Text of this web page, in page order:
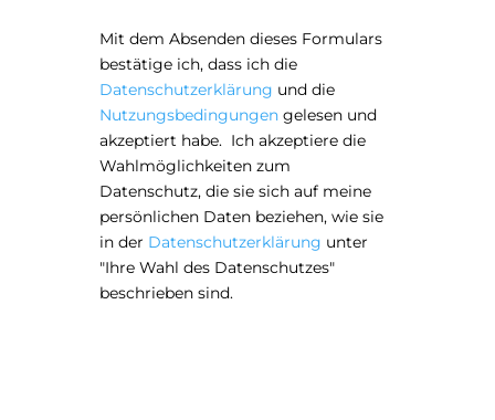
Mit dem Absenden dieses Formulars
bestätige ich, dass ich die
Datenschutzerklärung und die
Nutzungsbedingungengelesen und
akzeptiert habe. Ich akzeptiere die
Wahlmöglichkeiten zum
Datenschutz, die sie sich auf meine
persönlichen Daten beziehen, wie sie
in der Datenschutzerklärung unter
"Ihre Wahl des Datenschutzes"
beschrieben sind.